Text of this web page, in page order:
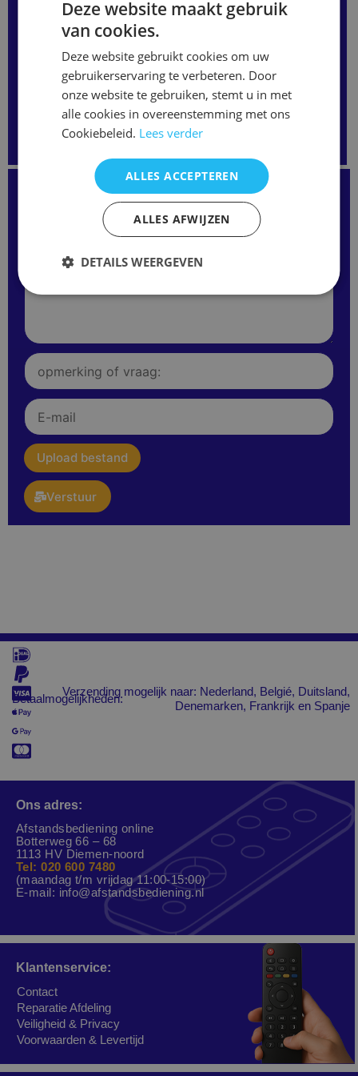
hiernaast even in of bel ons en we bespreken samen de
mogelijkheden.
Accessoires & overige
Airco, PC , Media & Overige
Audio
Blu-ray
Camera, navigatie
DVD
Providers-Satelliet-etc
Senioren
TV Video
Kunt u de juiste afstandsbediening niet vinden?
Staat uw model niet op onze website?
Neem gerust contact met ons op
of vul het formulier hieronder in.
Wij kunnen vaak alsnog de juiste afstandsbediening
/
Opmerking
of
vraag:
E-
mail
upload
Upload bestand
Verstuur
Betaalmogelijkheden:
Verzending mogelijk naar: Nederland, Belgié, Duitsland,
Denemarken, Frankrijk en Spanje
Ons adres:
Afstandsbediening online
Botterweg 66 – 68
1113 HV Diemen-noord
Tel: 020 600 7480
(maandag t/m vrijdag 11:00-15:00)
E-mail: info@afstandsbediening.nl
Klantenservice:
Contact
Reparatie Afdeling
Veiligheid & Privacy
Voorwaarden & Levertijd
Deze website maakt gebruik
van cookies.
Deze website gebruikt cookies om uw
gebruikerservaring te verbeteren. Door
onze website te gebruiken, stemt u in met
alle cookies in overeenstemming met ons
Cookiebeleid. Lees verder
ALLES ACCEPTEREN
ALLES AFWIJZEN
DETAILS WEERGEVEN